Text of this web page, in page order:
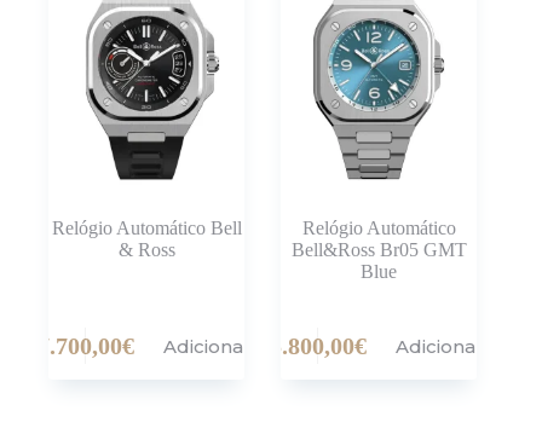
Relógio Automático Bell
& Ross
7.700,00€ Adicionar
Relógio Automático
Bell&Ross Br05 GMT
Blue
5.800,00€ Adicionar